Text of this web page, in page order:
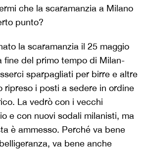
che la scaramanzia a Milano
punto?
la scaramanzia il 25 maggio
fine del primo tempo di Milan-
sparpagliati per birre e altre
ripreso i posti a sedere in ordine
La vedrò con i vecchi
e con nuovi sodali milanisti, ma
è ammesso. Perché va bene
va bene anche